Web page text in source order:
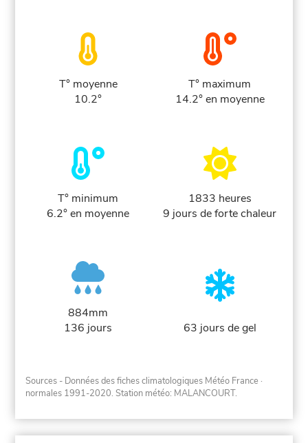
T° moyenne
10.2°
T° maximum
14.2° en moyenne
T° minimum
6.2° en moyenne
1833 heures
9 jours de forte chaleur
884mm
136 jours
63 jours de gel
Sources - Données des fiches climatologiques Météo France ·
normales 1991-2020. Station météo: MALANCOURT.